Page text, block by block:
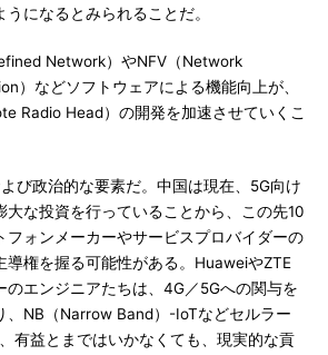
になるとみられることだ。
Network）やNFV（Network
）などソフトウェアによる機能向上が、
Radio Head）の開発を加速させていくこ
び政治的な要素だ。中国は現在、5G向け
大な投資を行っていることから、この先10
フォンメーカーやサービスプロバイダーの
導権を握る可能性がある。HuaweiやZTE
のエンジニアたちは、4G／5Gへの関与を
、NB（Narrow Band）-IoTなどセルラー
有益とまではいかなくても、現実的な貢